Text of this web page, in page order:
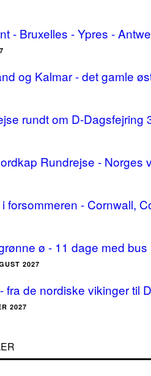
- Bruxelles - Ypres -
og Kalmar - det gamle
rundt om D-Dagsfejring
Rundrejse -
forsommeren - Cornwall,
ø - 11 dage med bus
2027
fra de nordiske vikinger til
2027